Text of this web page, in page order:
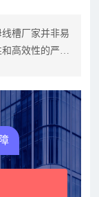
槽厂家并非易
高效性的严苛